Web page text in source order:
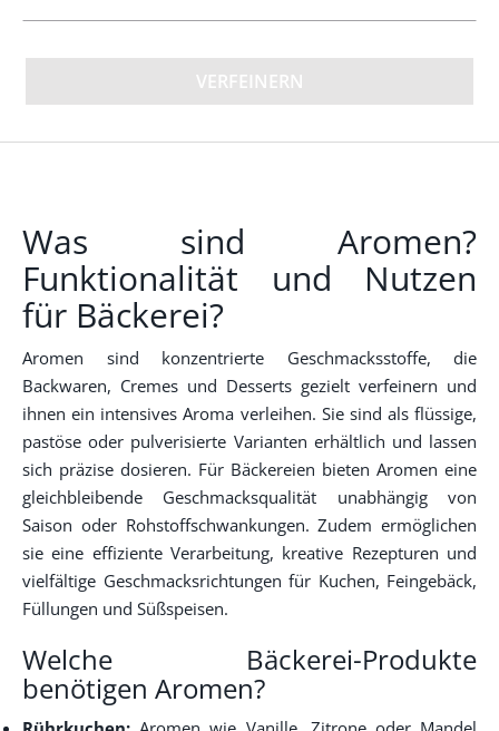
VERFEINERN
Was sind Aromen?
Funktionalität und Nutzen
für Bäckerei?
Aromen sind konzentrierte Geschmacksstoffe, die
Backwaren, Cremes und Desserts gezielt verfeinern und
ihnen ein intensives Aroma verleihen. Sie sind als flüssige,
pastöse oder pulverisierte Varianten erhältlich und lassen
sich präzise dosieren. Für Bäckereien bieten Aromen eine
gleichbleibende Geschmacksqualität unabhängig von
Saison oder Rohstoffschwankungen. Zudem ermöglichen
sie eine effiziente Verarbeitung, kreative Rezepturen und
vielfältige Geschmacksrichtungen für Kuchen, Feingebäck,
Füllungen und Süßspeisen.
Welche Bäckerei-Produkte
benötigen Aromen?